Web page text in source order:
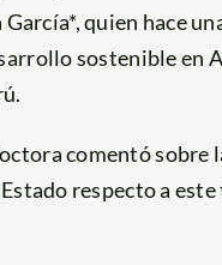
quien hace
sostenible en
comentó
respecto a este